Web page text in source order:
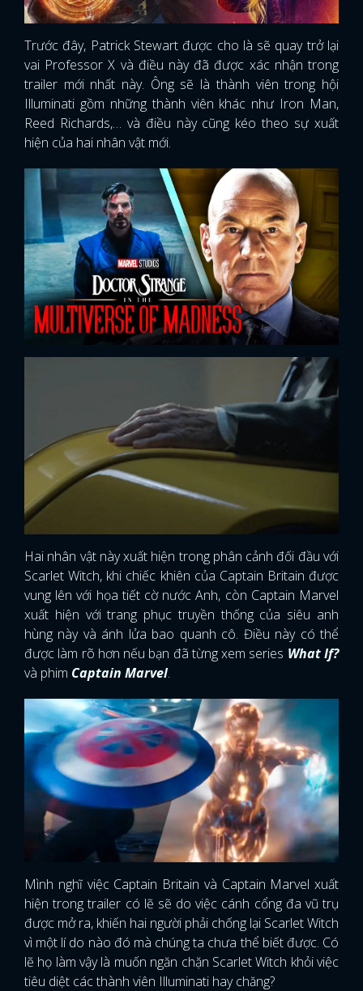
Trước đây, Patrick Stewart được cho là sẽ quay trở lại
vai Professor X và điều này đã được xác nhận trong
trailer mới nhất này. Ông sẽ là thành viên trong hội
Illuminati gồm những thành viên khác như Iron Man,
Reed Richards,… và điều này cũng kéo theo sự xuất
hiện của hai nhân vật mới.
Hai nhân vật này xuất hiện trong phân cảnh đối đầu với
Scarlet Witch, khi chiếc khiên của Captain Britain được
vung lên với họa tiết cờ nước Anh, còn Captain Marvel
xuất hiện với trang phục truyền thống của siêu anh
hùng này và ánh lửa bao quanh cô. Điều này có thể
được làm rõ hơn nếu bạn đã từng xem series What If?
và phim Captain Marvel.
Mình nghĩ việc Captain Britain và Captain Marvel xuất
hiện trong trailer có lẽ sẽ do việc cánh cổng đa vũ trụ
được mở ra, khiến hai người phải chống lại Scarlet Witch
vì một lí do nào đó mà chúng ta chưa thể biết được. Có
lẽ họ làm vậy là muốn ngăn chặn Scarlet Witch khỏi việc
tiêu diệt các thành viên Illuminati hay chăng?